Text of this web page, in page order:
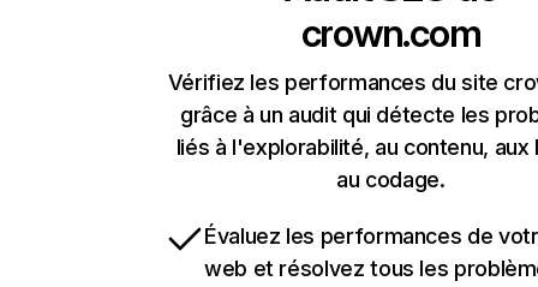
crown.com
Vérifiez les performances du site
grâce à un audit qui détecte les
liés à l'explorabilité, au contenu, aux
au codage.
Évaluez les performances de
web et résolvez tous les